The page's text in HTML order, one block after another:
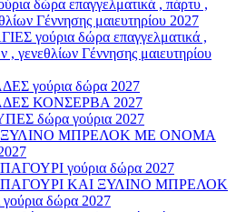
δώρα επαγγελματικά , πάρτυ ,
Γέννησης μαιευτηρίου 2027
γούρια δώρα επαγγελματικά ,
, γενεθλίων Γέννησης μαιευτηρίου
γούρια δώρα 2027
ΚΟΝΣΕΡΒΑ 2027
δώρα γούρια 2027
ΜΠΡΕΛΟΚ ΜΕ ΟΝΟΜΑ
γούρια δώρα 2027
ΚΑΙ ΞΥΛΙΝΟ ΜΠΡΕΛΟΚ
δώρα 2027